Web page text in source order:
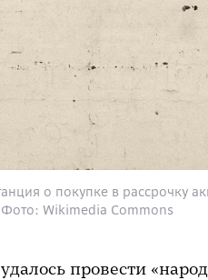
о покупке в рассрочку
Фото: Wikimedia Commons
провести